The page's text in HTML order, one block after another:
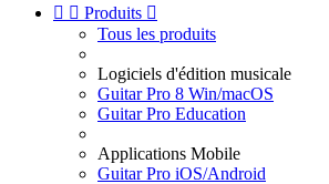
  Produits 
Tous les produits
Logiciels d'édition musicale
Guitar Pro 8 Win/macOS
Guitar Pro Education
Applications Mobile
Guitar Pro iOS/Android